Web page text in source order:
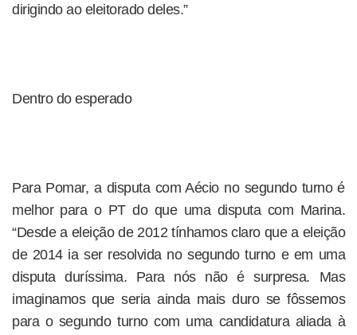
dirigindo ao eleitorado deles.”
Dentro do esperado
Para Pomar, a disputa com Aécio no segundo turno é
melhor para o PT do que uma disputa com Marina.
“Desde a eleição de 2012 tínhamos claro que a eleição
de 2014 ia ser resolvida no segundo turno e em uma
disputa duríssima. Para nós não é surpresa. Mas
imaginamos que seria ainda mais duro se fôssemos
para o segundo turno com uma candidatura aliada à